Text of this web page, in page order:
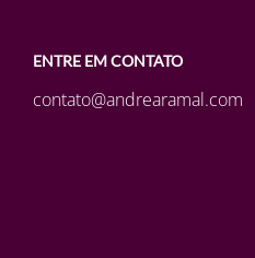
ENTRE EM CONTATO
contato@andrearamal.com